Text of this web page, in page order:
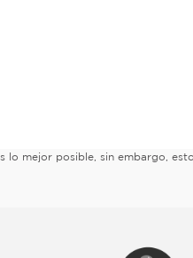
lo mejor posible, sin embargo,